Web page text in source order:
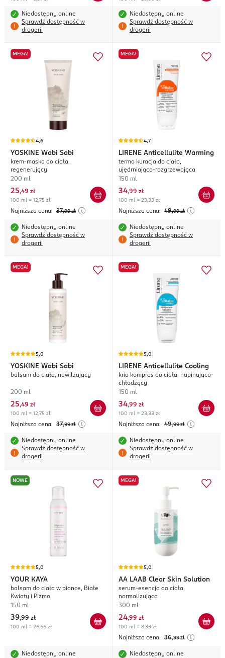
Niedostępny online
Sprawdź dostępność w
drogerii
Niedostępny online
Sprawdź dostępność w
drogerii
MEGA!
4,6
YOSKINE Wabi Sabi
krem-maska do ciała,
regenerujący
200 ml
25,49 zł
100 ml = 12,75 zł
Najniższa cena: 37,99 zł
Niedostępny online
Sprawdź dostępność w
drogerii
MEGA!
4,7
LIRENE Anticellulite Warming
termo kuracja do ciała,
ujędrniająco-rozgrzewająca
150 ml
34,99 zł
100 ml = 23,33 zł
Najniższa cena: 49,99 zł
Niedostępny online
Sprawdź dostępność w
drogerii
MEGA!
5,0
YOSKINE Wabi Sabi
balsam do ciała, nawilżający
200 ml
25,49 zł
100 ml = 12,75 zł
Najniższa cena: 37,99 zł
Niedostępny online
Sprawdź dostępność w
drogerii
MEGA!
5,0
LIRENE Anticellulite Cooling
krio kompres do ciała, napinająco-
chłodzący
150 ml
34,99 zł
100 ml = 23,33 zł
Najniższa cena: 49,99 zł
Niedostępny online
Sprawdź dostępność w
drogerii
NOWE
5,0
YOUR KAYA
balsam do ciała w piance, Białe
Kwiaty i Piżmo
150 ml
39,99 zł
100 ml = 26,66 zł
Niedostępny online
MEGA!
5,0
AA LAAB Clear Skin Solution
serum-esencja do ciała,
normalizująca
300 ml
24,99 zł
100 ml = 8,33 zł
Najniższa cena: 36,99 zł
Niedostępny online